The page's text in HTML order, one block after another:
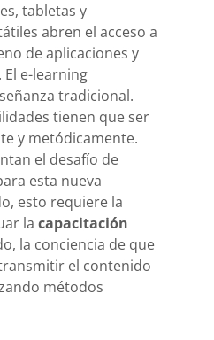
tabletas y
abren el acceso a
de aplicaciones y
e-learning
tradicional.
tienen que ser
y metódicamente.
el desafío de
esta nueva
esto requiere la
la capacitación
la conciencia de que
el contenido
métodos